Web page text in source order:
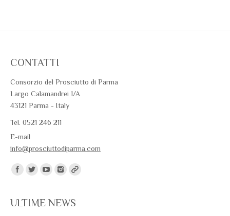
CONTATTI
Consorzio del Prosciutto di Parma
Largo Calamandrei 1/A
43121 Parma - Italy
Tel. 0521 246 211
E-mail
info@prosciuttodiparma.com
Trovaci su:
ULTIME NEWS